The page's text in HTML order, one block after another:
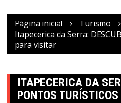
Página inicial
Turismo
Itapecerica da Serra:
para visitar
ITAPECERICA DA
PONTOS